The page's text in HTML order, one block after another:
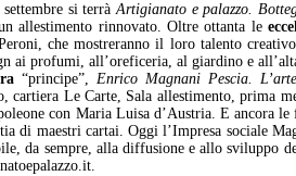
si terràArtigianato e palazzo.
allestimento rinnovato. Oltre ottanta le
che mostreranno il loro talento
ai profumi, all’oreficeria, al giardino e
“principe”, Enrico Magnani Pescia.
cartiera Le Carte, Sala allestimento, prima
con Maria Luisa d’Austria. E ancora
di maestri cartai. Oggi l’Impresa sociale
da sempre, alla diffusione e allo sviluppo